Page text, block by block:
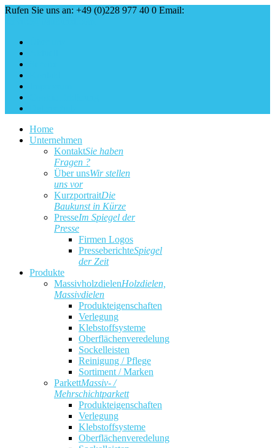
Rufen Sie uns an: +49 (0)228 977 40 0 Email:
Home
Unternehmen
KontaktSie haben
Fragen ?
Über unsWir stellen
uns vor
KurzportraitDie
Baukunst in Kürze
PresseIm Spiegel der
Presse
Firmen Logos
PresseberichteSpiegel
der Zeit
Produkte
MassivholzdielenHolzdielen,
Massivdielen
Produkteigenschaften
Verlegung
Klebstoffsysteme
Oberflächenveredelung
Sockelleisten
Reinigung / Pflege
Sortiment / Marken
ParkettMassiv- /
Mehrschichtparkett
Produkteigenschaften
Verlegung
Klebstoffsysteme
Oberflächenveredelung